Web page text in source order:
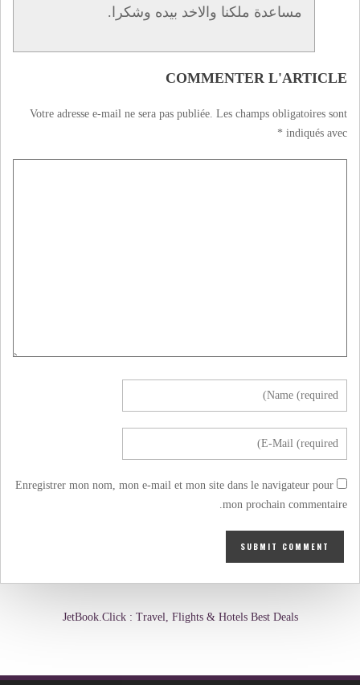
مساعدة ملكنا والاخد بيده وشكرا.
COMMENTER L'ARTICLE
Votre adresse e-mail ne sera pas publiée. Les champs obligatoires sont
indiqués avec
*
Enregistrer mon nom, mon e-mail et mon site dans le navigateur pour
mon prochain commentaire.
JetBook.Click : Travel, Flights & Hotels Best Deals